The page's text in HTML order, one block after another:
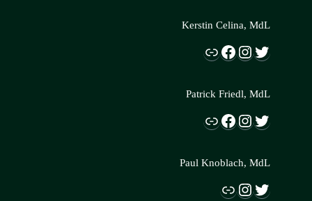
Kerstin Celina, MdL
Link Facebook InstagramTwitter
Patrick Friedl, MdL
Link Facebook InstagramTwitter
Paul Knoblach, MdL
Link InstagramTwitter